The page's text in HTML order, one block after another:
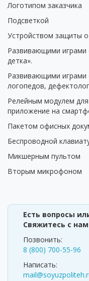
Логотипом заказчика
Подсветкой
Устройством защиты
Развивающими играми
детка».
Развивающими играми
логопедов,
Релейным модулем для
приложение на
Пакетом офисных
Беспроводной
Микшерным пультом
Вторым микрофоном
Есть вопросы
Свяжитесь с
Позвонить:
8 (800) 700-55-96
Написать: